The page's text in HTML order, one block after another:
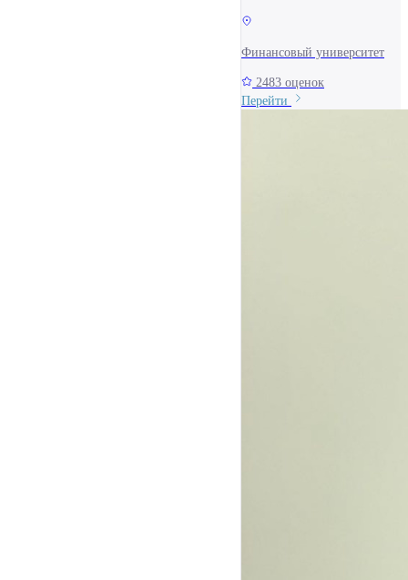
Финансовый университет
2483 оценок
Перейти